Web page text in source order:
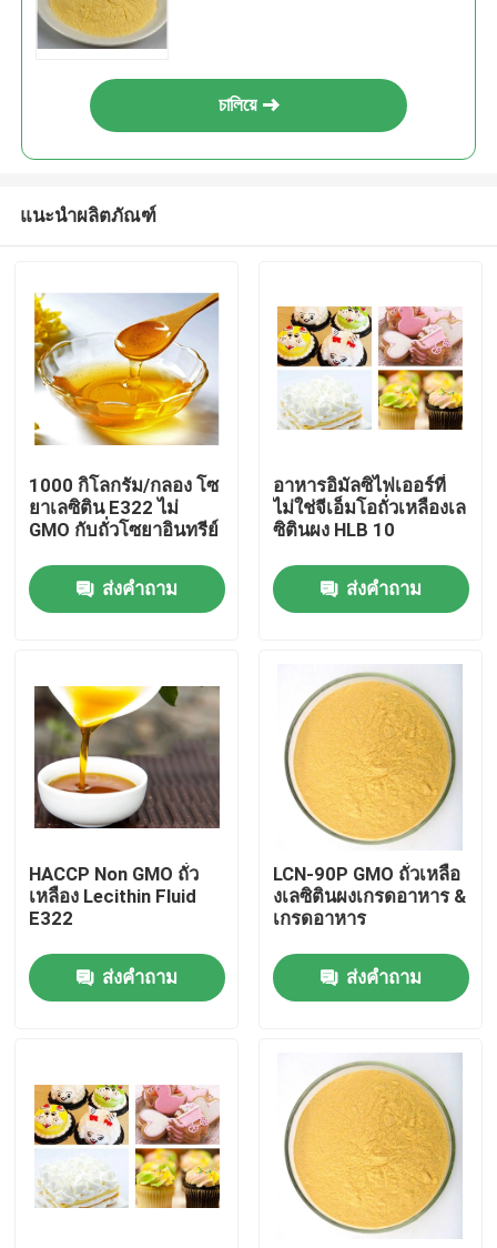
บ้าน
วิดีโอ
การแสดง VR
เกี่ยวกับเรา
ทัวร์โรงงาน
ติดต่อเรา
ข่าว
চালিয়ে
แนะนำผลิตภัณฑ์
1000 กิโลกรัม/กลอง โซ
ยาเลซิติน E322 ไม่
GMO กับถั่วโซยาอินทรีย์
ส่งคำถาม
อาหารอิมัลซิไฟเออร์ที่
ไม่ใช่จีเอ็มโอถั่วเหลืองเล
ซิตินผง HLB 10
ส่งคำถาม
HACCP Non GMO ถั่ว
เหลือง Lecithin Fluid
E322
ส่งคำถาม
LCN-90P GMO ถั่วเหลือ
งเลซิตินผงเกรดอาหาร &
เกรดอาหาร
ส่งคำถาม